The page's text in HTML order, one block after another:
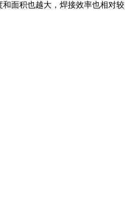
面积也越大，焊接效率也相对较